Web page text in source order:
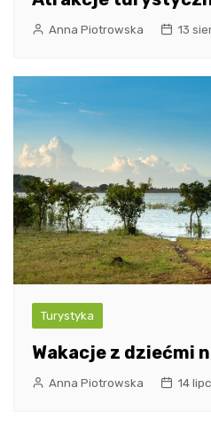
Anna Piotrowska 13
Turystyka
Wakacje z dziećmi
Anna Piotrowska 14